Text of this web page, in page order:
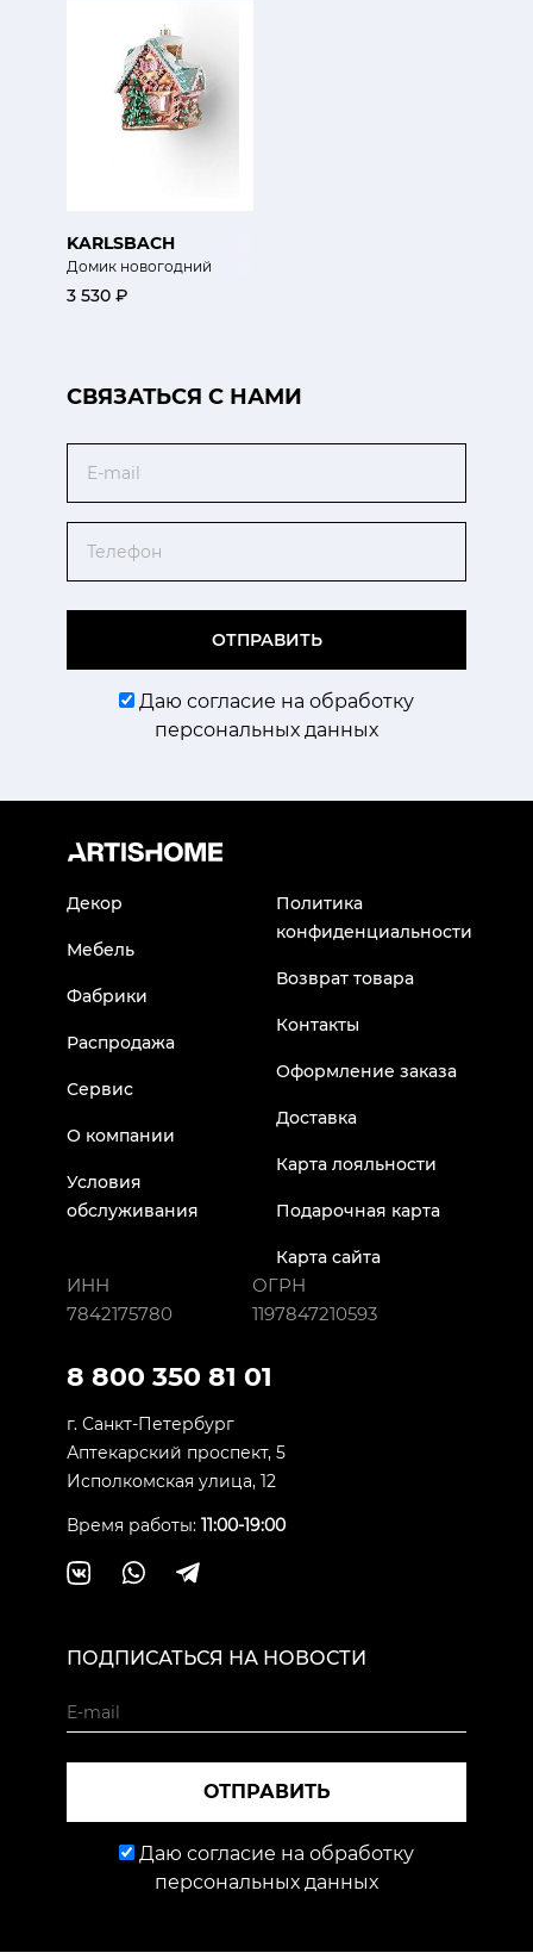
KARLSBACH
Домик новогодний
3 530 ₽
CВЯЗАТЬСЯ С НАМИ
ОТПРАВИТЬ
Даю согласие на обработку
персональных данных
Декор
Мебель
Фабрики
Распродажа
Сервис
О компании
Условия
обслуживания
Политика
конфиденциальности
Возврат товара
Контакты
Оформление заказа
Доставка
Карта лояльности
Подарочная карта
Карта сайта
ИНН
7842175780
ОГРН
1197847210593
8 800 350 81 01
г. Санкт-Петербург
Аптекарский проспект, 5
Исполкомская улица, 12
Время работы: 11:00-19:00
ПОДПИСАТЬСЯ НА НОВОСТИ
ОТПРАВИТЬ
Даю согласие на обработку
персональных данных